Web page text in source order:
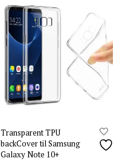
Transparent TPU
backCover til Samsung
Galaxy Note 10+